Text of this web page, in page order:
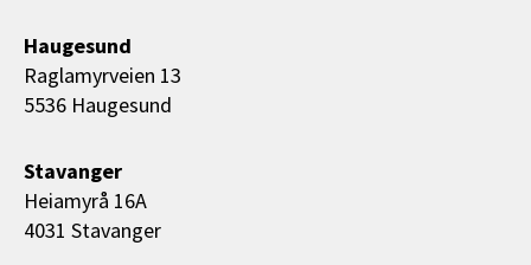
Haugesund
Raglamyrveien 13
5536 Haugesund
Stavanger
Heiamyrå 16A
4031 Stavanger